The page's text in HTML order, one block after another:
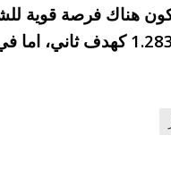
ثم الى مستويات 1.2830